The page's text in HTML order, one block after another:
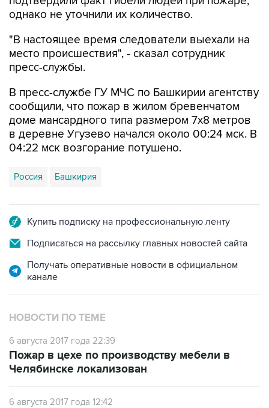
"В настоящее время следователи выехали на
пресс-службы.
В пресс-службе ГУ МЧС по Башкирии агентству
доме мансардного типа размером 7х8 метров
в деревне Угузево начался около 00:24 мск. В
04:22 мск возгорание потушено.
Россия Башкирия
Подписаться на рассылку главных новостей сайта
Получать оперативные новости в официальном
НОВОСТИ ПО ТЕМЕ
6 августа 2017 года 22:39
Челябинске локализован